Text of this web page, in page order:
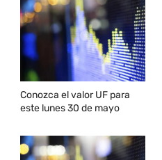
Conozca el valor UF para
este lunes 30 de mayo